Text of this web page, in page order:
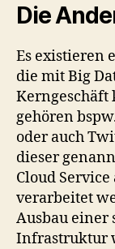
Die
Es existieren
die mit Big
gehören
oder auch
dieser
Cloud
verarbeitet
Ausbau einer
Infrastruktur